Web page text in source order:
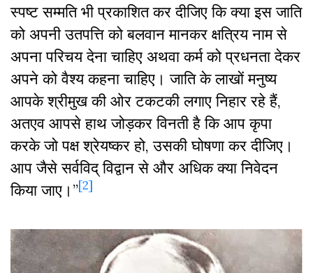
स्पष्ट सम्मति भी प्रकाशित कर दीजिए कि क्या इस जाति
को अपनी उतपत्ति को बलवान मानकर क्षत्रिय नाम से
अपना परिचय देना चाहिए अथवा कर्म को प्रधनता देकर
अपने को वैश्य कहना चाहिए। जाति के लाखों मनुष्य
आपके श्रीमुख की ओर टकटकी लगाए निहार रहे हैं,
अतएव आपसे हाथ जोड़कर विनती है कि आप कृपा
करके जो पक्ष श्रेयष्कर हो, उसकी घोषणा कर दीजिए।
आप जैसे सर्वविद् विद्वान से और अधिक क्या निवेदन
किया जाए।”[2]